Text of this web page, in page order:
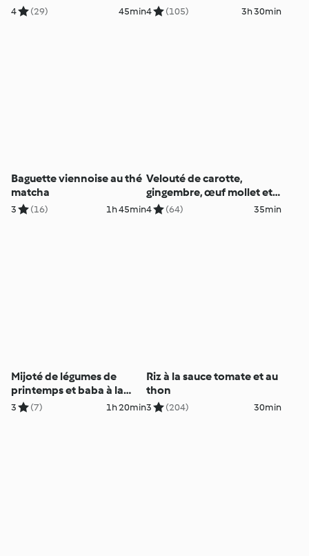
saumon à la coriandre
4 (29) 45min4 (105) 3h 30min
Baguette viennoise au thé
matcha
3 (16) 1h 45min
Velouté de carotte,
gingembre, œuf mollet et
carottes crues à l'huile
4 (64) 35min
Mijoté de légumes de
printemps et baba à la
vapeur
3 (7) 1h 20min
Riz à la sauce tomate et au
thon
3 (204) 30min